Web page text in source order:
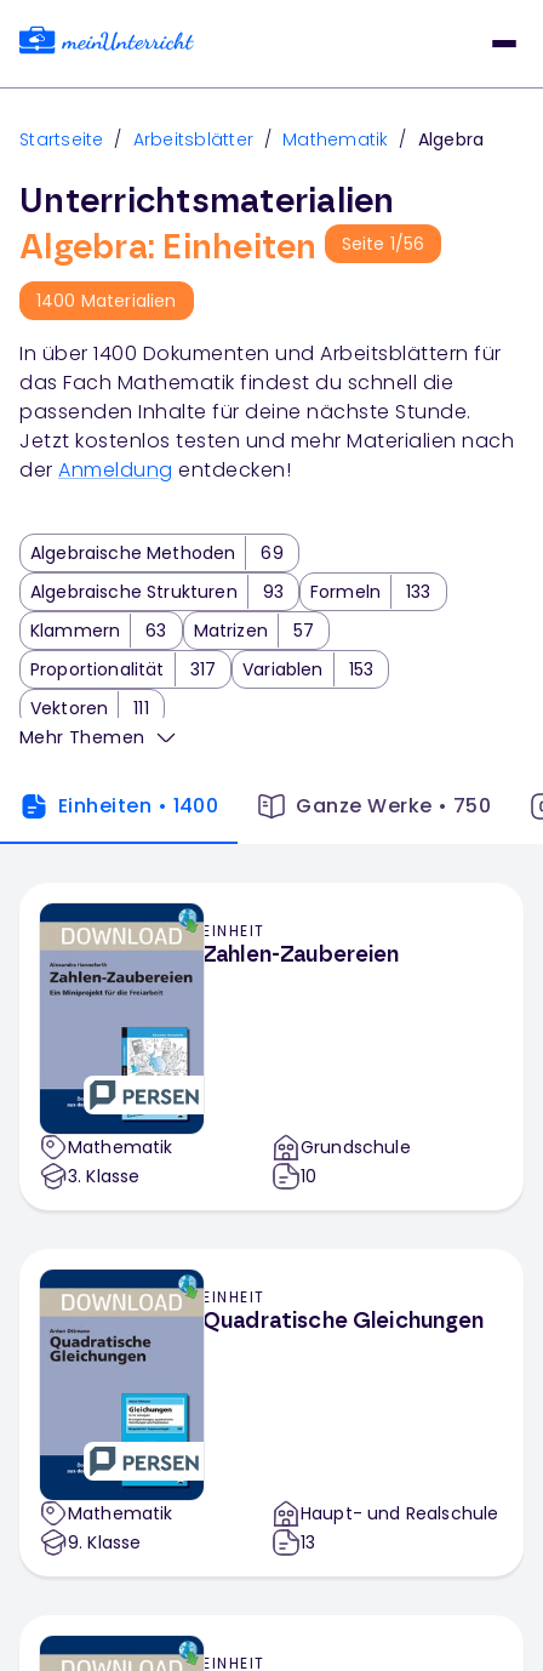
Startseite / Arbeitsblätter / Mathematik / Algebra
Unterrichtsmaterialien
Algebra: Einheiten
Seite 1/56
1400 Materialien
In über 1400 Dokumenten und Arbeitsblättern für
das Fach Mathematik findest du schnell die
passenden Inhalte für deine nächste Stunde.
Jetzt kostenlos testen und mehr Materialien nach
der Anmeldung entdecken!
Algebraische Methoden
69
Algebraische Strukturen
93 Formeln
133
Klammern
63 Matrizen
57
Proportionalität
317 Variablen
153
Vektoren
111
Mehr Themen
Einheiten • 1400 Ganze Werke • 750
EINHEIT
Zahlen-Zaubereien
Mathematik
3. Klasse
Grundschule
10
EINHEIT
Quadratische Gleichungen
Mathematik
9. Klasse
Haupt- und Realschule
13
EINHEIT